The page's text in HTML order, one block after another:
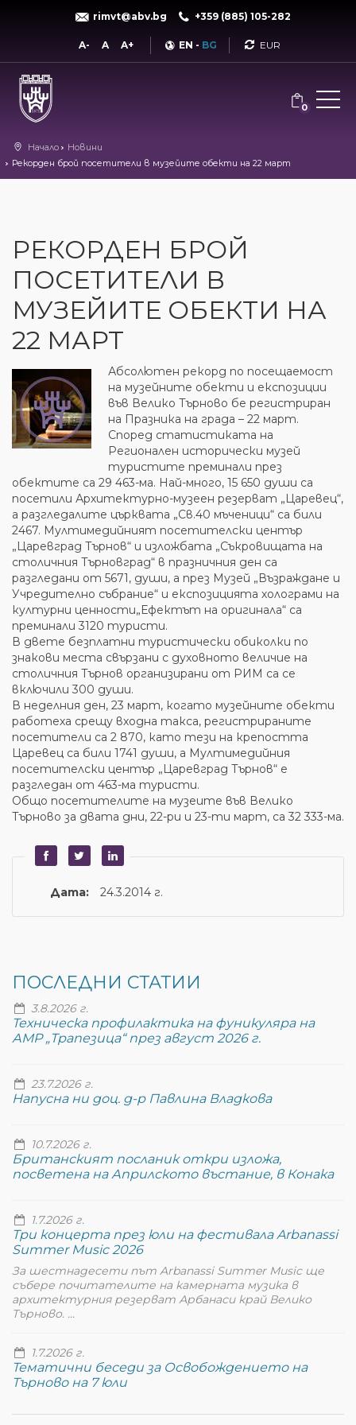
rimvt@abv.bg +359 (885) 105-282
A- A A+ EN - BG Currency
0
Начало
Новини
Рекорден брой посетители в музейите обекти на 22 март
РЕКОРДЕН БРОЙ
ПОСЕТИТЕЛИ В
МУЗЕЙИТЕ ОБЕКТИ НА
22 МАРТ
Абсолютен рекорд по посещаемост
на музейните обекти и експозиции
във Велико Търново бе регистриран
на Празника на града – 22 март.
Според статистиката на
Регионален исторически музей
туристите преминали през
обектите са 29 463-ма. Най-много, 15 650 души са
посетили Архитектурно-музеен резерват „Царевец“,
а разгледалите църквата „Св.40 мъченици“ са били
2467. Мултимедийният посетителски център
„Царевград Търнов“ и изложбата „Съкровищата на
столичния Търновград“ в празничния ден са
разгледани от 5671, души, а през Музей „Възраждане и
Учредително събрание“ и експозицията холограми на
културни ценности„Ефектът на оригинала“ са
преминали 3120 туристи.
В двете безплатни туристически обиколки по
знакови места свързани с духовното величие на
столичния Търнов организирани от РИМ са се
включили 300 души.
В неделния ден, 23 март, когато музейните обекти
работеха срещу входна такса, регистрираните
посетители са 2 870, като тези на крепостта
Царевец са били 1741 души, а Мултимедийния
посетителски център „Царевград Търнов“ е
разгледан от 463-ма туристи.
Общо посетителите на музеите във Велико
Търново за двата дни, 22-ри и 23-ти март, са 32 333-ма.
Дата: 24.3.2014 г.
ПОСЛЕДНИ СТАТИИ
3.8.2026 г.
Техническа профилактика на фуникуляра на
АМР „Трапезица“ през август 2026 г.
23.7.2026 г.
Напусна ни доц. д-р Павлина Владкова
10.7.2026 г.
Британският посланик откри изложа,
посветена на Априлското въстание, в Конака
1.7.2026 г.
Три концерта през юли на фестивала Arbanassi
Summer Music 2026
За шестнадесети път Arbanassi Summer Music ще
събере почитателите на камерната музика в
архитектурния резерват Арбанаси край Велико
Търново. ...
1.7.2026 г.
Тематични беседи за Освобождението на
Търново на 7 юли